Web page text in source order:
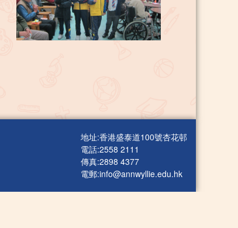
地址:香港盛泰道100號杏花邨
電話:2558 2111
傳真:2898 4377
電郵:info@annwyllie.edu.hk